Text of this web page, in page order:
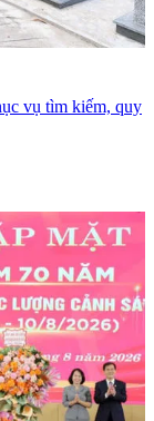
vụ tìm kiếm, quy